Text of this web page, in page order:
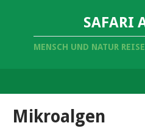
SAFARI
MENSCH UND NATUR
Mikroalgen